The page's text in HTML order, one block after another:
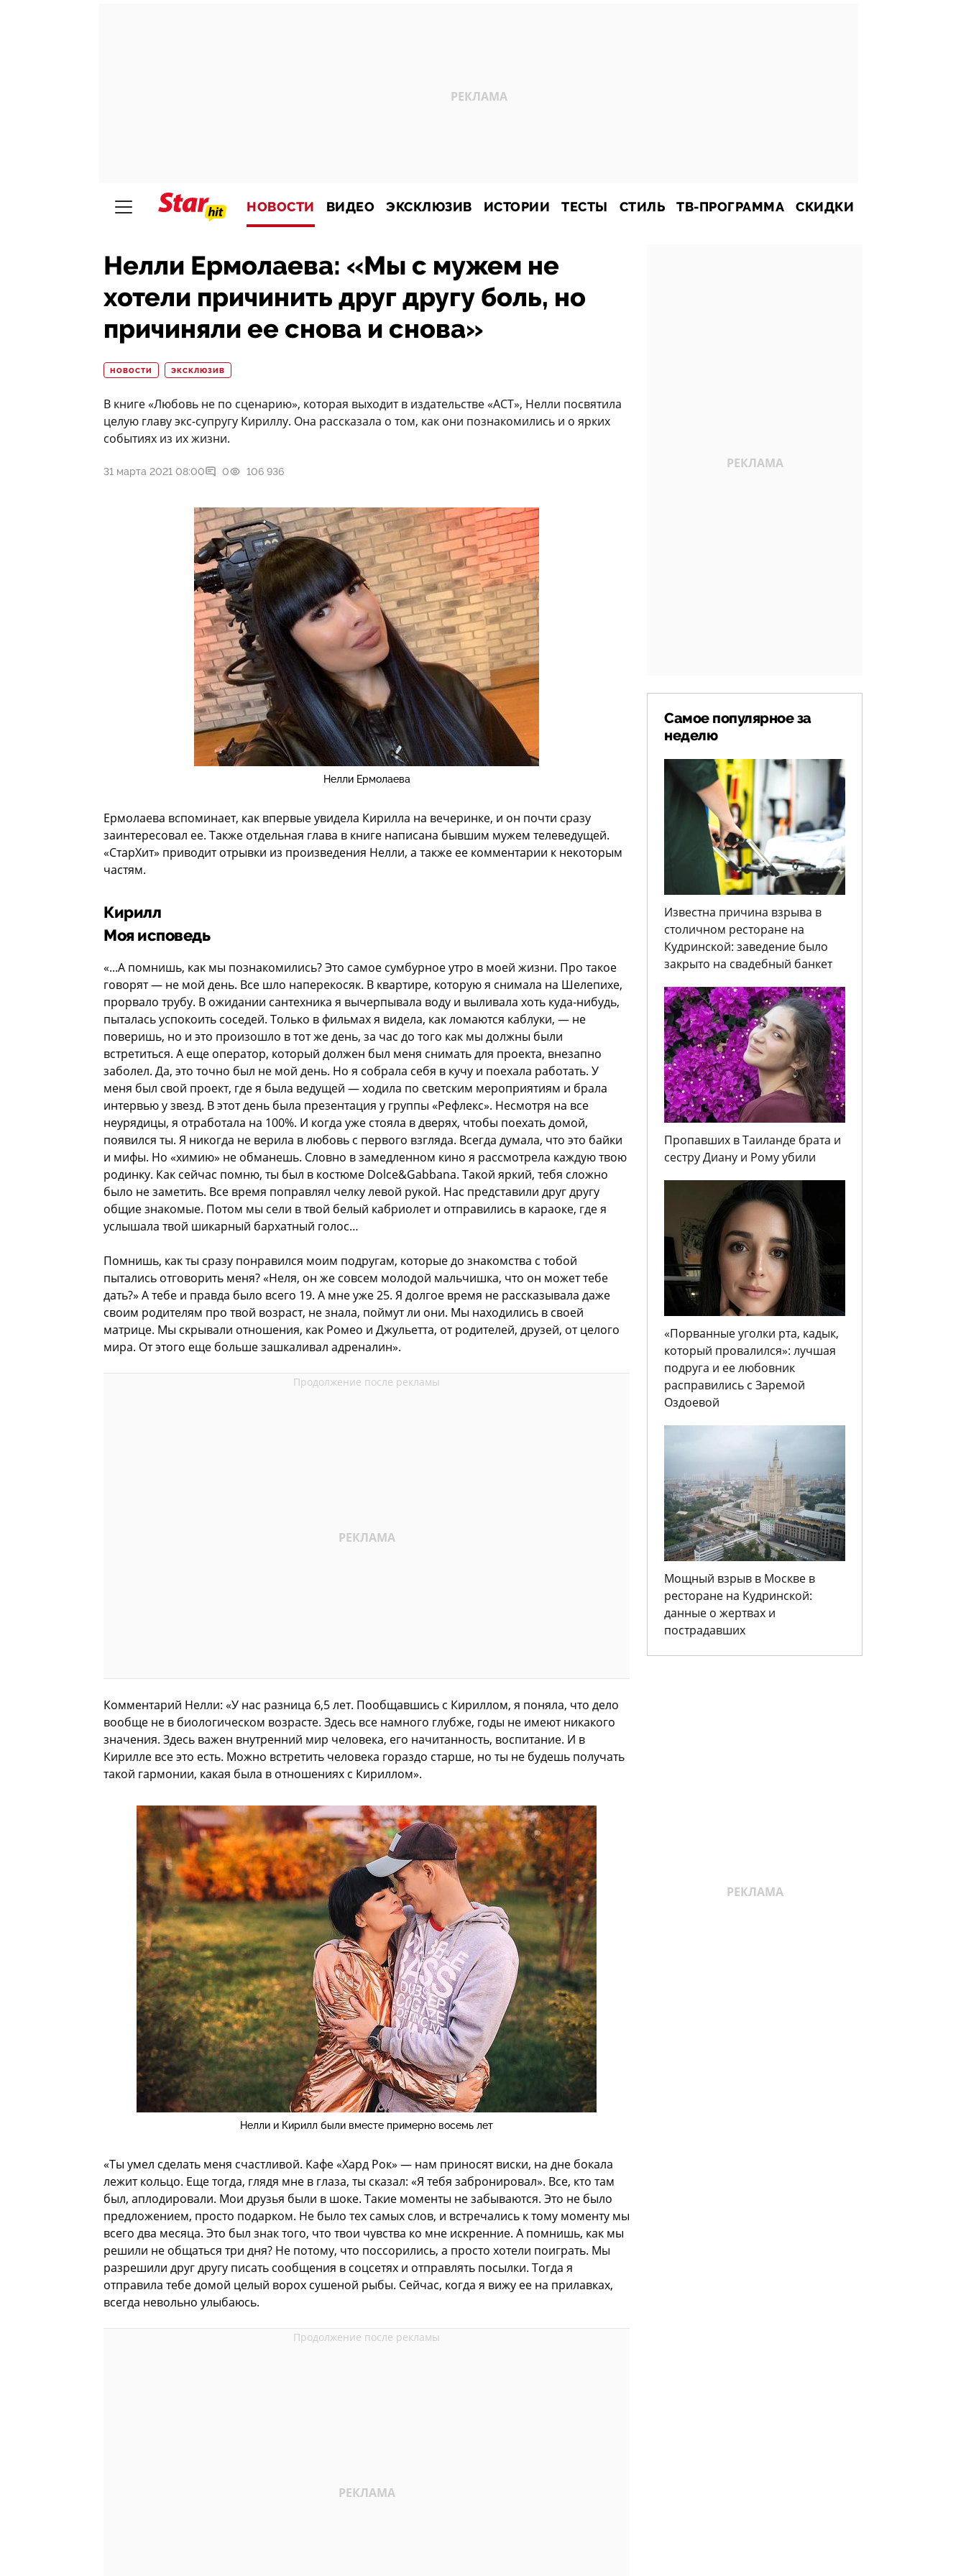
НОВОСТИ ВИДЕО ЭКСКЛЮЗИВ ИСТОРИИ ТЕСТЫ СТИЛЬ ТВ-ПРОГРАММА СКИДКИ
Нелли Ермолаева: «Мы с мужем не
хотели причинить друг другу боль, но
причиняли ее снова и снова»
НОВОСТИ ЭКСКЛЮЗИВ
В книге «Любовь не по сценарию», которая выходит в издательстве «АСТ», Нелли посвятила
целую главу экс-супругу Кириллу. Она рассказала о том, как они познакомились и о ярких
событиях из их жизни.
31 марта 2021 08:00 0 106 936
Нелли Ермолаева
Ермолаева вспоминает, как впервые увидела Кирилла на вечеринке, и он почти сразу
заинтересовал ее. Также отдельная глава в книге написана бывшим мужем телеведущей.
«СтарХит» приводит отрывки из произведения Нелли, а также ее комментарии к некоторым
частям.
Кирилл
Моя исповедь
«...А помнишь, как мы познакомились? Это самое сумбурное утро в моей жизни. Про такое
говорят — не мой день. Все шло наперекосяк. В квартире, которую я снимала на Шелепихе,
прорвало трубу. В ожидании сантехника я вычерпывала воду и выливала хоть куда-нибудь,
пыталась успокоить соседей. Только в фильмах я видела, как ломаются каблуки, — не
поверишь, но и это произошло в тот же день, за час до того как мы должны были
встретиться. А еще оператор, который должен был меня снимать для проекта, внезапно
заболел. Да, это точно был не мой день. Но я собрала себя в кучу и поехала работать. У
меня был свой проект, где я была ведущей — ходила по светским мероприятиям и брала
интервью у звезд. В этот день была презентация у группы «Рефлекс». Несмотря на все
неурядицы, я отработала на 100%. И когда уже стояла в дверях, чтобы поехать домой,
появился ты. Я никогда не верила в любовь с первого взгляда. Всегда думала, что это байки
и мифы. Но «химию» не обманешь. Словно в замедленном кино я рассмотрела каждую твою
родинку. Как сейчас помню, ты был в костюме Dolce&Gabbana. Такой яркий, тебя сложно
было не заметить. Все время поправлял челку левой рукой. Нас представили друг другу
общие знакомые. Потом мы сели в твой белый кабриолет и отправились в караоке, где я
услышала твой шикарный бархатный голос…
Помнишь, как ты сразу понравился моим подругам, которые до знакомства с тобой
пытались отговорить меня? «Неля, он же совсем молодой мальчишка, что он может тебе
дать?» А тебе и правда было всего 19. А мне уже 25. Я долгое время не рассказывала даже
своим родителям про твой возраст, не знала, поймут ли они. Мы находились в своей
матрице. Мы скрывали отношения, как Ромео и Джульетта, от родителей, друзей, от целого
мира. От этого еще больше зашкаливал адреналин».
Комментарий Нелли: «У нас разница 6,5 лет. Пообщавшись с Кириллом, я поняла, что дело
вообще не в биологическом возрасте. Здесь все намного глубже, годы не имеют никакого
значения. Здесь важен внутренний мир человека, его начитанность, воспитание. И в
Кирилле все это есть. Можно встретить человека гораздо старше, но ты не будешь получать
такой гармонии, какая была в отношениях с Кириллом».
Нелли и Кирилл были вместе примерно восемь лет
«Ты умел сделать меня счастливой. Кафе «Хард Рок» — нам приносят виски, на дне бокала
лежит кольцо. Еще тогда, глядя мне в глаза, ты сказал: «Я тебя забронировал». Все, кто там
был, аплодировали. Мои друзья были в шоке. Такие моменты не забываются. Это не было
предложением, просто подарком. Не было тех самых слов, и встречались к тому моменту мы
всего два месяца. Это был знак того, что твои чувства ко мне искренние. А помнишь, как мы
решили не общаться три дня? Не потому, что поссорились, а просто хотели поиграть. Мы
разрешили друг другу писать сообщения в соцсетях и отправлять посылки. Тогда я
отправила тебе домой целый ворох сушеной рыбы. Сейчас, когда я вижу ее на прилавках,
всегда невольно улыбаюсь.
Самое популярное за
неделю
Известна причина взрыва в
столичном ресторане на
Кудринской: заведение было
закрыто на свадебный банкет
Пропавших в Таиланде брата и
сестру Диану и Рому убили
«Порванные уголки рта, кадык,
который провалился»: лучшая
подруга и ее любовник
расправились с Заремой
Оздоевой
Мощный взрыв в Москве в
ресторане на Кудринской:
данные о жертвах и
пострадавших